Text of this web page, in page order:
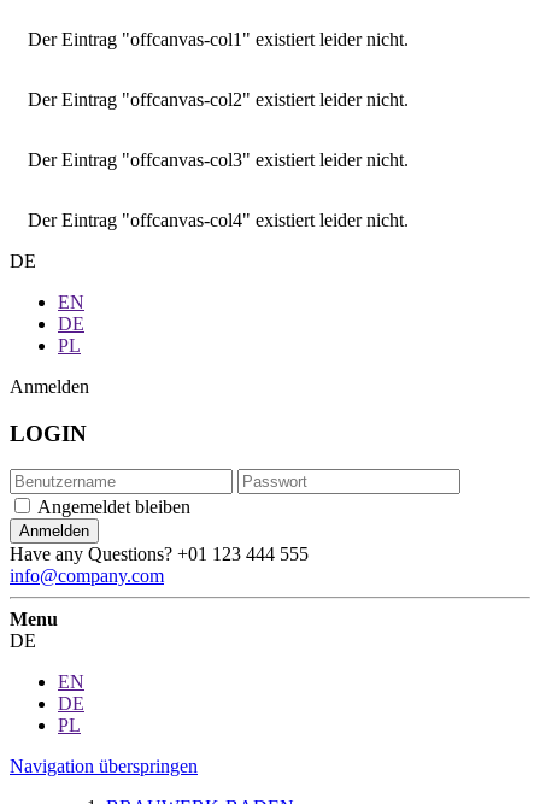
Der Eintrag "offcanvas-col1" existiert leider nicht.
Der Eintrag "offcanvas-col2" existiert leider nicht.
Der Eintrag "offcanvas-col3" existiert leider nicht.
Der Eintrag "offcanvas-col4" existiert leider nicht.
DE
EN
DE
PL
Anmelden
LOGIN
Angemeldet bleiben
Have any Questions? +01 123 444 555
info@company.com
Menu
DE
EN
DE
PL
Navigation überspringen